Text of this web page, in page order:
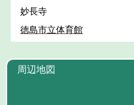
妙長寺
徳島市立体育館
周辺地図